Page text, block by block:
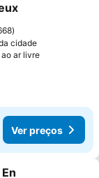
favoritos
cidade
ar livreVer preços
Ver preços